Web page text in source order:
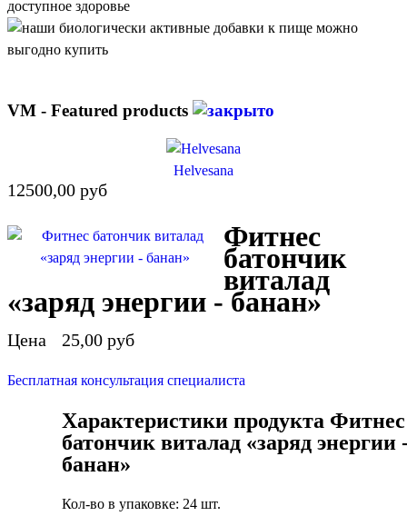
VM - Featured products
Helvesana
12500,00 руб
Фитнес
батончик
виталад
«заряд энергии - банан»
Цена 25,00 руб
Бесплатная консультация специалиста
Характеристики продукта Фитнес
батончик виталад «заряд энергии
банан»
Кол-во в упаковке: 24 шт.